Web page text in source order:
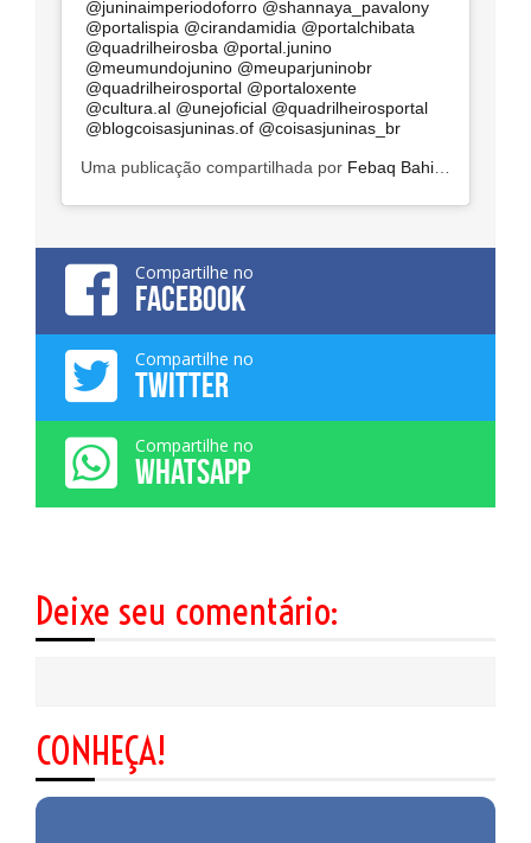
@juninaimperiodoforro @shannaya_pavalony
@portalispia @cirandamidia @portalchibata
@quadrilheirosba @portal.junino
@meumundojunino @meuparjuninobr
@quadrilheirosportal @portaloxente
@cultura.al @unejoficial @quadrilheirosportal
@blogcoisasjuninas.of @coisasjuninas_br
Uma publicação compartilhada por Febaq Bahia Oficial
Compartilhe no
FACEBOOK
Compartilhe no
TWITTER
Compartilhe no
WHATSAPP
Deixe seu comentário:
CONHEÇA!